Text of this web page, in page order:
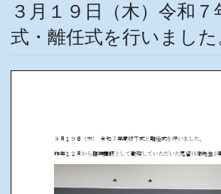
３月１９日（木）令和７
式・離任式を行いました